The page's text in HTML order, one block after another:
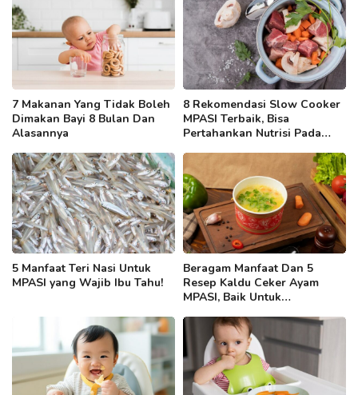
7 Makanan Yang Tidak Boleh
Dimakan Bayi 8 Bulan Dan
Alasannya
8 Rekomendasi Slow Cooker
MPASI Terbaik, Bisa
Pertahankan Nutrisi Pada
5 Manfaat Teri Nasi Untuk
MPASI yang Wajib Ibu Tahu!
Beragam Manfaat Dan 5
Resep Kaldu Ceker Ayam
MPASI, Baik Untuk
Kuku Si Kecil!